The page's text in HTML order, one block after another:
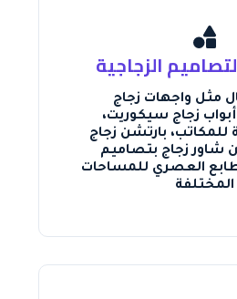
الزجاجية
مثل واجهات زجاج
زجاج سيكوريت،
للمكاتب، بارتشن زجاج
شاور زجاج بتصاميم
العصري للمساحات
المختلفة